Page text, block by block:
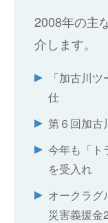
保管システム
パレタイズ・デ
バンニング・デ
バーチカル装置
周辺機器
東京本部・東京
名古屋支店
大阪支店
札幌営業所
仙台営業所
オークラグループ
オークラの取組み
物流用語集
オークラ育英財団
プライバシーポ
サイトポリシー
2008年の主
介します。
「加古川
仕
第６回加古
今年も「ト
を受入れ
オークラグ
災害義援金